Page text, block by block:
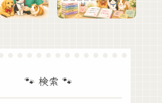
🐾 検索 🐾